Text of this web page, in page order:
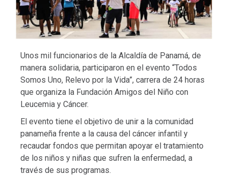
Unos mil funcionarios de la Alcaldía de Panamá, de
manera solidaria, participaron en el evento “Todos
Somos Uno, Relevo por la Vida”, carrera de 24 horas
que organiza la Fundación Amigos del Niño con
Leucemia y Cáncer.
El evento tiene el objetivo de unir a la comunidad
panameña frente a la causa del cáncer infantil y
recaudar fondos que permitan apoyar el tratamiento
de los niños y niñas que sufren la enfermedad, a
través de sus programas.